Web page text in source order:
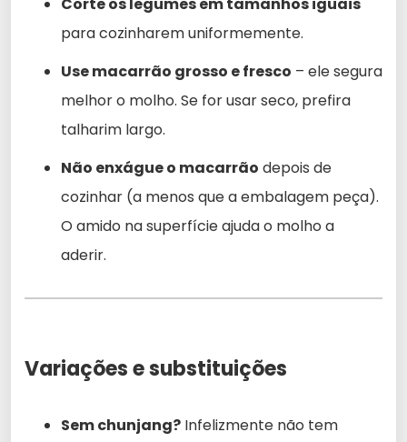
para cozinharem uniformemente.
Use macarrão grosso e fresco – ele segura
melhor o molho. Se for usar seco, prefira
talharim largo.
Não enxágue o macarrão depois de
cozinhar (a menos que a embalagem peça).
O amido na superfície ajuda o molho a
aderir.
Variações e substituições
Sem chunjang? Infelizmente não tem